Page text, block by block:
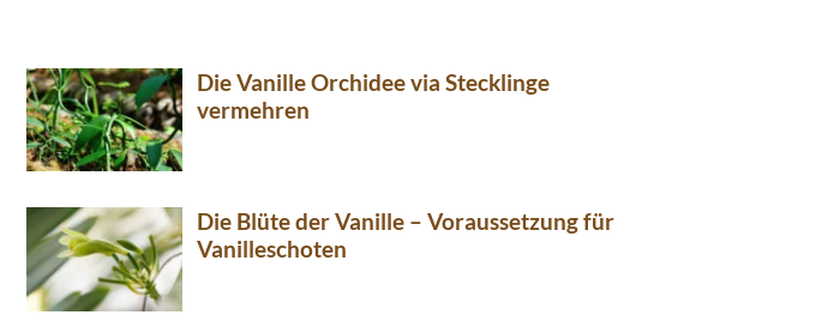
Die Vanille Orchidee via Stecklinge
vermehren
Die Blüte der Vanille – Voraussetzung für
Vanilleschoten